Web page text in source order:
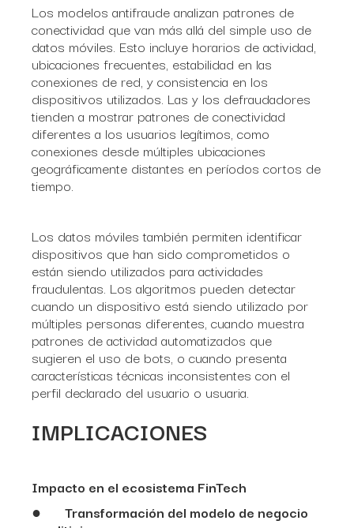
Los modelos antifraude analizan patrones de
conectividad que van más allá del simple uso de
datos móviles. Esto incluye horarios de actividad,
ubicaciones frecuentes, estabilidad en las
conexiones de red, y consistencia en los
dispositivos utilizados. Las y los defraudadores
tienden a mostrar patrones de conectividad
diferentes a los usuarios legítimos, como
conexiones desde múltiples ubicaciones
geográficamente distantes en períodos cortos de
tiempo.
Los datos móviles también permiten identificar
dispositivos que han sido comprometidos o
están siendo utilizados para actividades
fraudulentas. Los algoritmos pueden detectar
cuando un dispositivo está siendo utilizado por
múltiples personas diferentes, cuando muestra
patrones de actividad automatizados que
sugieren el uso de bots, o cuando presenta
características técnicas inconsistentes con el
perfil declarado del usuario o usuaria.
IMPLICACIONES
Impacto en el ecosistema FinTech
● Transformación del modelo de negocio